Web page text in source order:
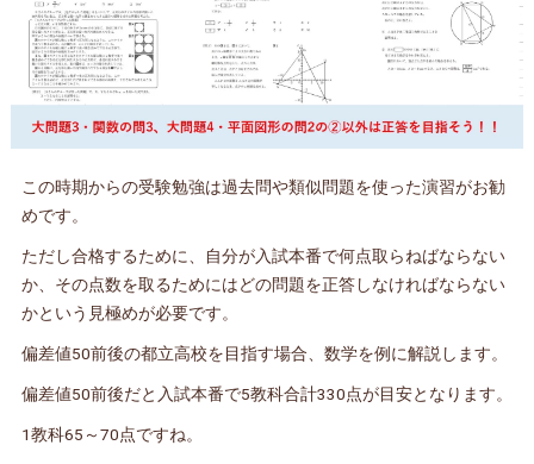
この時期からの受験勉強は過去問や類似問題を使った演習がお勧
めです。
ただし合格するために、自分が入試本番で何点取らねばならない
か、その点数を取るためにはどの問題を正答しなければならない
かという見極めが必要です。
偏差値50前後の都立高校を目指す場合、数学を例に解説します。
偏差値50前後だと入試本番で5教科合計330点が目安となります。
1教科65～70点ですね。